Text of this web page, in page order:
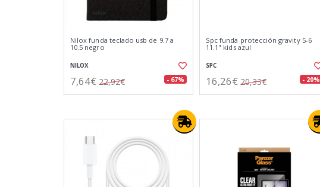
Nilox funda teclado usb de 9.7 a
10.5 negro
NILOX
7,64€ 22,92€ - 67%
Spc funda protección gravity 5-6
11.1" kids azul
SPC
16,26€ 20,33€ - 20%